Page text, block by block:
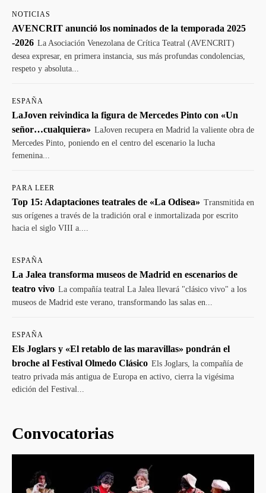
NOTICIAS
AVENCRIT anunció los nominados de la temporada 2025
-2026 La Asociación Venezolana de Crítica Teatral (AVENCRIT)
desea expresar, en primera instancia, sus más profundas condolencias,
respeto y absoluta...
ESPAÑA
LaJoven reivindica la figura de Mercedes Pinto con «Un
señor…cualquiera» LaJoven recupera en Madrid la valiente obra de
Mercedes Pinto, poniendo en el centro del escenario la lucha
femenina...
PARA LEER
Top 15: Adaptaciones teatrales de «La Odisea» Transmitida en
sus orígenes a través de la tradición oral e inmortalizada por escrito
hacia el siglo VIII a....
ESPAÑA
La Jalea transforma museos de Madrid en escenarios de
teatro vivo La compañía teatral La Jalea llevará "clásico vivo" a los
museos de Madrid este verano, transformando las salas en...
ESPAÑA
Els Joglars y «El retablo de las maravillas» pondrán el
broche al Festival Olmedo Clásico Els Joglars, la compañía de
teatro privada más antigua de Europa en activo, cierra la vigésima
edición del Festival...
Convocatorias